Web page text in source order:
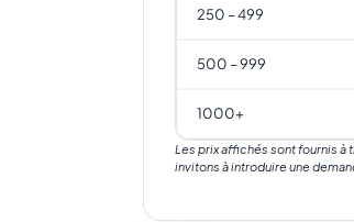
250 – 499
500 – 999
1000+
Les prix affichés sont fournis à
invitons à introduire une